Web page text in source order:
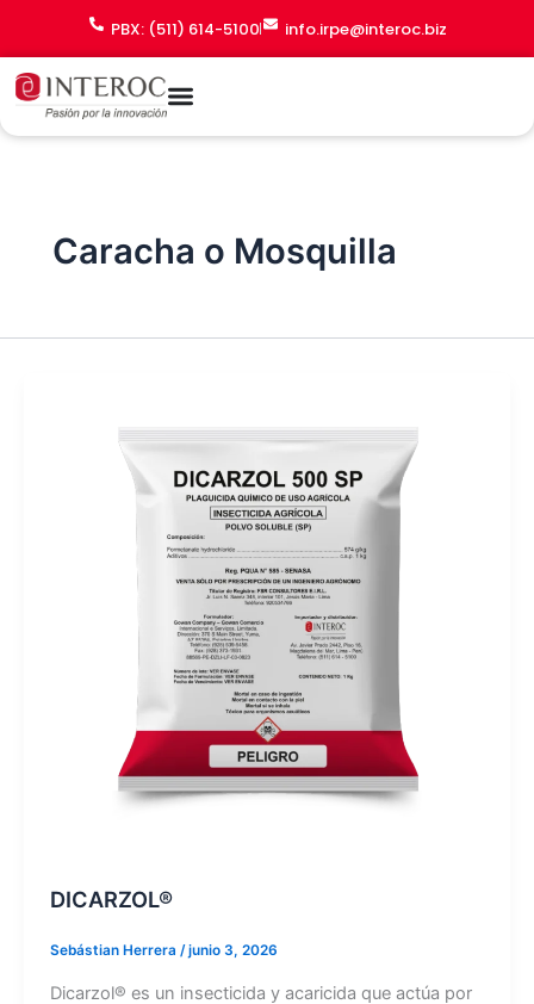
contenido
PBX: (511) 614-5100 info.irpe@interoc.biz
Caracha o Mosquilla
DICARZOL®
Sebástian Herrera /junio 3, 2026
Dicarzol® es un insecticida y acaricida que actúa por